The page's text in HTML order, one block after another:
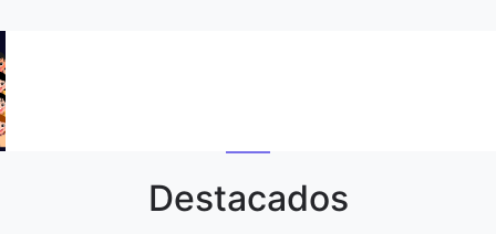
Destacados